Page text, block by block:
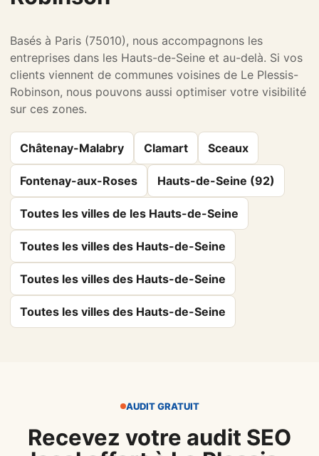
Basés à Paris (75010), nous accompagnons les
entreprises dans les Hauts-de-Seine et au-delà. Si vos
clients viennent de communes voisines de Le Plessis-
Robinson, nous pouvons aussi optimiser votre visibilité
sur ces zones.
Châtenay-Malabry Clamart Sceaux
Fontenay-aux-Roses Hauts-de-Seine (92)
Toutes les villes de les Hauts-de-Seine
Toutes les villes des Hauts-de-Seine
Toutes les villes des Hauts-de-Seine
Toutes les villes des Hauts-de-Seine
AUDIT GRATUIT
Recevez votre audit SEO